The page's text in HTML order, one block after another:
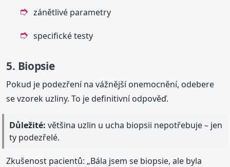
zánětlivé parametry
specifické testy
5. Biopsie
Pokud je podezření na vážnější onemocnění, odebere
se vzorek uzliny. To je definitivní odpověď.
Důležité: většina uzlin u ucha biopsii nepotřebuje – jen
ty podezřelé.
Zkušenost pacientů: „Bála jsem se biopsie, ale byla